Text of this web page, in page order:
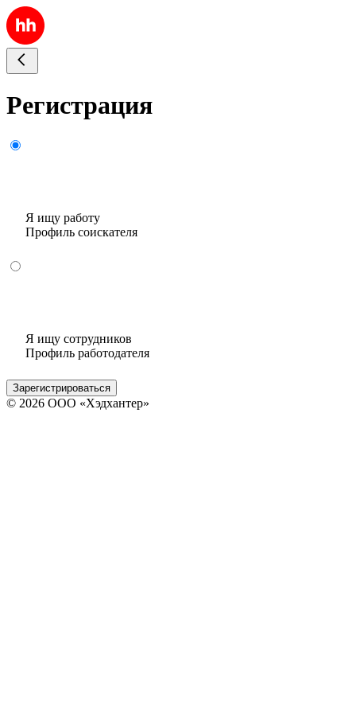
Регистрация
Я ищу работу
Профиль соискателя
Я ищу сотрудников
Профиль работодателя
Зарегистрироваться
© 2026 ООО «Хэдхантер»